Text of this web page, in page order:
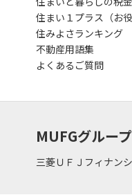
住まい１プラス（お役
住みよさランキング
不動産用語集
よくあるご質問
MUFGグループ
三菱ＵＦＪフィナン